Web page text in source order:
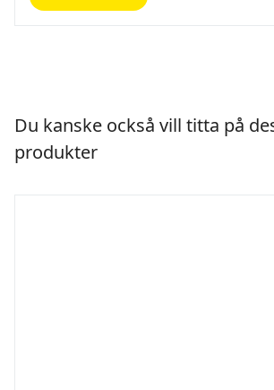
Du kanske också vill titta på
produkter